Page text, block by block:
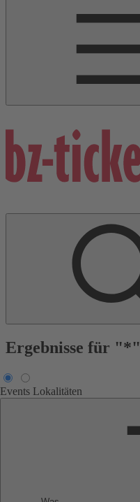
Ergebnisse für "*"
Events Lokalitäten